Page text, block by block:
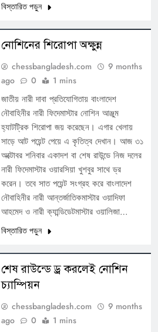
বিস্তারিত পড়ুন
নোশিনের শিরোপা অক্ষুন্ন
chessbangladesh.com
9 months
ago
0 1 mins
জাতীয় নারী দাবা প্রতিযোগিতায় বাংলাদেশ
নৌবাহিনীর নারী ফিদেমাস্টার নোশিন আঞ্জুম
হ্যাটট্রিক শিরোপা জয় করেছেন। এগার খেলায়
সাড়ে আট পয়েন্ট পেয়ে এ কৃতিত্ব দেখান। আজ ৩১
অক্টোবর শনিবার একাদশ বা শেষ রাউন্ডে নিজ দলের
নারী ফিদেমাস্টার ওয়ারসিয়া খুশবুর সাথে ড্র
করেন। তবে সাত পয়েন্ট সংগ্রহ করে বাংলাদেশ
নৌবাহিনীর নারী আন্তর্জাতিকমাস্টার ওয়াদিফা
আহমেদ ও নারী ক্যান্ডিডেটমাস্টার ওয়ালিজা…
বিস্তারিত পড়ুন
শেষ রাউন্ডে ড্র করলেই নোশিন
চ্যাম্পিয়ন
chessbangladesh.com
9 months
ago
0 1 mins